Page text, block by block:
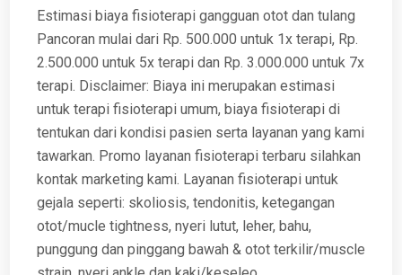
Estimasi biaya fisioterapi gangguan otot dan tulang
Pancoran mulai dari Rp. 500.000 untuk 1x terapi, Rp.
2.500.000 untuk 5x terapi dan Rp. 3.000.000 untuk 7x
terapi. Disclaimer: Biaya ini merupakan estimasi
untuk terapi fisioterapi umum, biaya fisioterapi di
tentukan dari kondisi pasien serta layanan yang kami
tawarkan. Promo layanan fisioterapi terbaru silahkan
kontak marketing kami. Layanan fisioterapi untuk
gejala seperti: skoliosis, tendonitis, ketegangan
otot/mucle tightness, nyeri lutut, leher, bahu,
punggung dan pinggang bawah & otot terkilir/muscle